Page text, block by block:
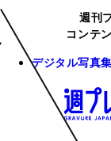
週刊
コンテ
デジタル写真